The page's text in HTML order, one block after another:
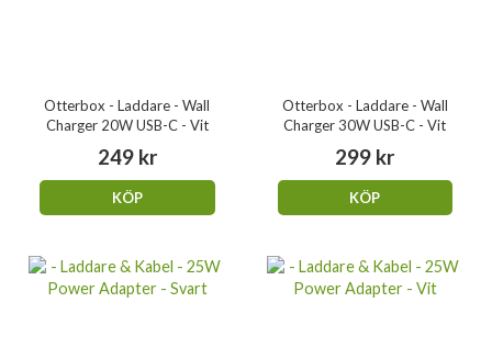
Otterbox - Laddare - Wall
Charger 20W USB-C - Vit
249 kr
KÖP
Otterbox - Laddare - Wall
Charger 30W USB-C - Vit
299 kr
KÖP